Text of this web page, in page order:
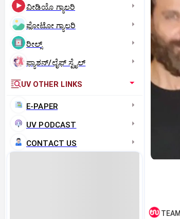
ವೀಡಿಯೊ ಗ್ಯಾಲರಿ
ಫೋಟೋ ಗ್ಯಾಲರಿ
ರೀಲ್ಸ್
ಫ್ಯಾಶನ್/ಲೈಫ್‌ ಸ್ಟೈಲ್
UV OTHER LINKS
E-PAPER
UV PODCAST
CONTACT US